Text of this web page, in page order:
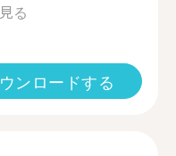
る
ンロードする